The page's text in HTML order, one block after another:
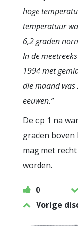
hoge
temperatuur
6,2 graden
In de
1994 met
die maand
eeuwen.”
De op 1 na
graden boven
mag met
worden.
0
Vorige